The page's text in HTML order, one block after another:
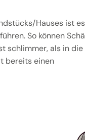
Hauses ist es
So können
schlimmer, als in die
bereits einen